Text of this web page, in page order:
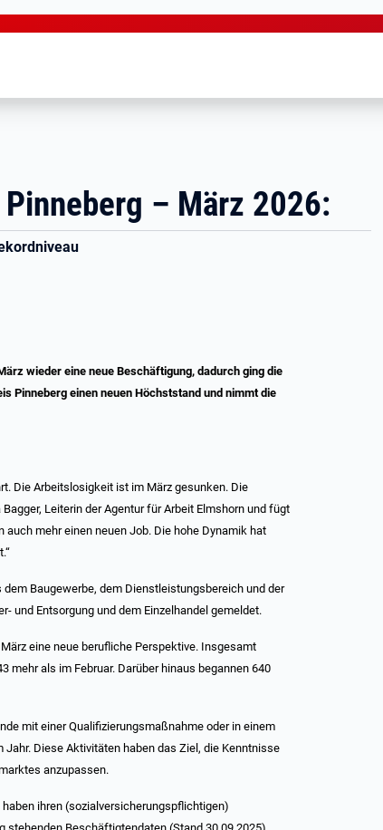
– März 2026:
wieder eine neue Beschäftigung, dadurch ging die
Pinneberg einen neuen Höchststand und nimmt die
Die Arbeitslosigkeit ist im März gesunken. Die
Leiterin der Agentur für Arbeit Elmshorn und fügt
mehr einen neuen Job. Die hohe Dynamik hat
Baugewerbe, dem Dienstleistungsbereich und der
und Entsorgung und dem Einzelhandel gemeldet.
eine neue berufliche Perspektive. Insgesamt
als im Februar. Darüber hinaus begannen 640
mit einer Qualifizierungsmaßnahme oder in einem
Diese Aktivitäten haben das Ziel, die Kenntnisse
anzupassen.
ihren (sozialversicherungspflichtigen)